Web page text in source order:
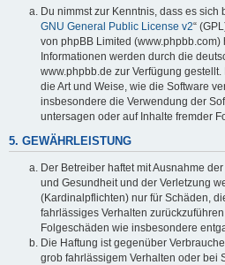
Du nimmst zur Kenntnis, dass es sich
GNU General Public License v2“
von phpBB Limited
Informationen werden durch die
www.phpbb.de zur Verfügung
die Art und Weise, wie die Software
insbesondere die Verwendung der
untersagen oder auf Inhalte fremder
5. GEWÄHRLEISTUNG
Der Betreiber haftet mit Ausnahme
und Gesundheit und der Verletzung
(Kardinalpflichten) nur für Schäden,
fahrlässiges Verhalten
Folgeschäden wie insbesondere
Die Haftung ist gegenüber
grob fahrlässigem Verhalten oder bei